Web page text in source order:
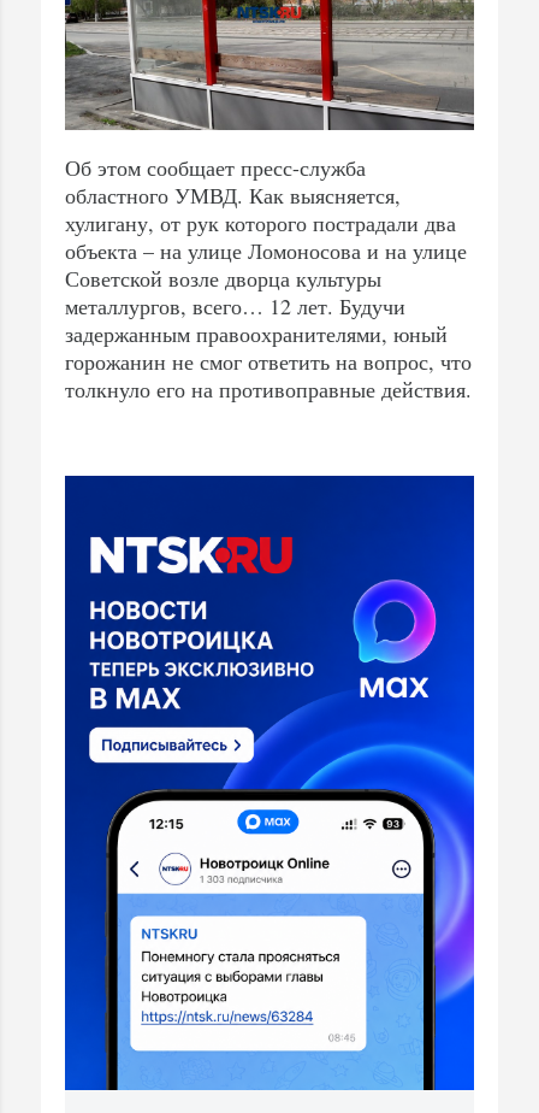
Об этом сообщает пресс-служба
областного УМВД. Как выясняется,
хулигану, от рук которого пострадали два
объекта – на улице Ломоносова и на улице
Советской возле дворца культуры
металлургов, всего… 12 лет. Будучи
задержанным правоохранителями, юный
горожанин не смог ответить на вопрос, что
толкнуло его на противоправные действия.